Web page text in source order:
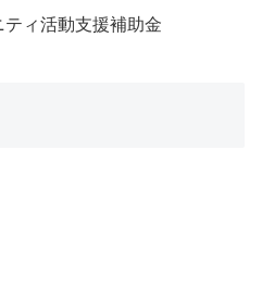
ィ活動支援補助金